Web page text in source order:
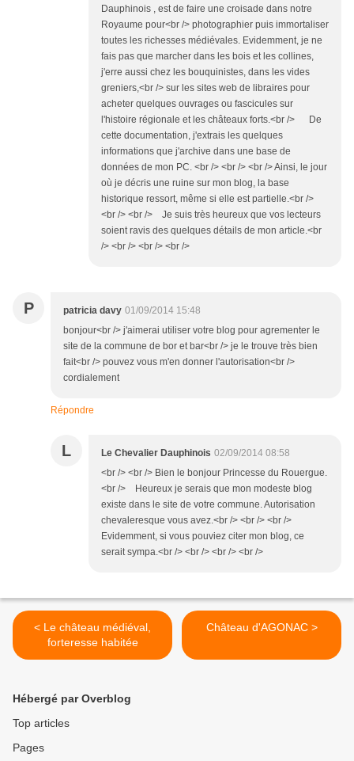
Dauphinois , est de faire une croisade dans notre
Royaume pour<br /> photographier puis immortaliser
toutes les richesses médiévales. Evidemment, je ne
fais pas que marcher dans les bois et les collines,
j'erre aussi chez les bouquinistes, dans les vides
greniers,<br /> sur les sites web de libraires pour
acheter quelques ouvrages ou fascicules sur
l'histoire régionale et les châteaux forts.<br /> De
cette documentation, j'extrais les quelques
informations que j'archive dans une base de
données de mon PC. <br /> <br /> <br /> Ainsi, le jour
où je décris une ruine sur mon blog, la base
historique ressort, même si elle est partielle.<br />
<br /> <br /> Je suis très heureux que vos lecteurs
soient ravis des quelques détails de mon article.<br
/> <br /> <br /> <br />
P patricia davy 01/09/2014 15:48
bonjour<br /> j'aimerai utiliser votre blog pour agrementer le
site de la commune de bor et bar<br /> je le trouve très bien
fait<br /> pouvez vous m'en donner l'autorisation<br />
cordialement
Répondre
L Le Chevalier Dauphinois 02/09/2014 08:58
<br /> <br /> Bien le bonjour Princesse du Rouergue.
<br /> Heureux je serais que mon modeste blog
existe dans le site de votre commune. Autorisation
chevaleresque vous avez.<br /> <br /> <br />
Evidemment, si vous pouviez citer mon blog, ce
serait sympa.<br /> <br /> <br /> <br />
< Le château médiéval,
forteresse habitée
Château d'AGONAC >
Hébergé par Overblog
Top articles
Pages